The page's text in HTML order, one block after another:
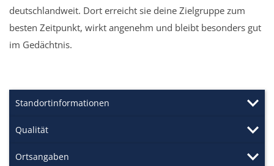
deutschlandweit. Dort erreicht sie deine Zielgruppe zum
besten Zeitpunkt, wirkt angenehm und bleibt besonders gut
im Gedächtnis.
Standortinformationen
Qualität
Ortsangaben